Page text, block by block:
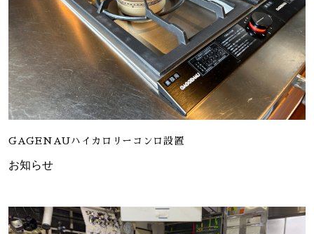
GAGENAUハイカロリーコンロ設置
お知らせ